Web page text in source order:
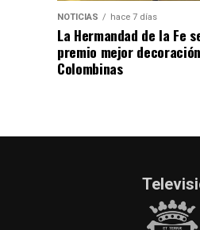
NOTICIAS hace 7 días
La Hermandad de la Fe
premio mejor
Colombinas